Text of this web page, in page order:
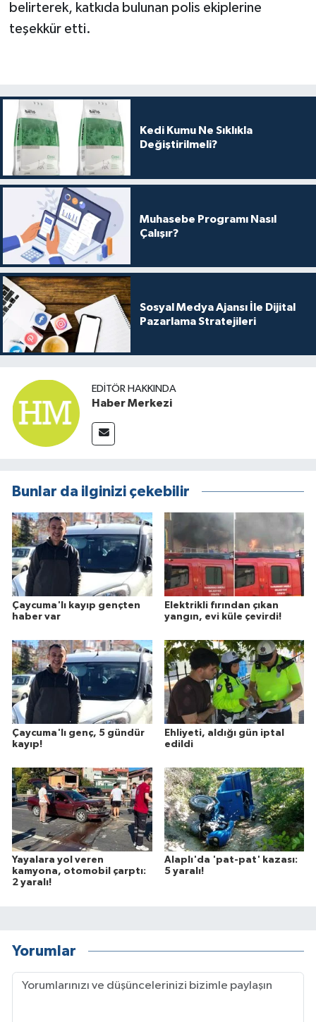
belirterek, katkıda bulunan polis ekiplerine
teşekkür etti.
Kedi Kumu Ne Sıklıkla
Değiştirilmeli?
Muhasebe Programı Nasıl
Çalışır?
Sosyal Medya Ajansı İle Dijital
Pazarlama Stratejileri
EDITÖR HAKKINDA
Haber Merkezi
Bunlar da ilginizi çekebilir
Çaycuma'lı kayıp gençten
haber var
Elektrikli fırından çıkan
yangın, evi küle çevirdi!
Çaycuma'lı genç, 5 gündür
kayıp!
Ehliyeti, aldığı gün iptal
edildi
Yayalara yol veren
kamyona, otomobil çarptı:
2 yaralı!
Alaplı'da 'pat-pat' kazası:
5 yaralı!
Yorumlar